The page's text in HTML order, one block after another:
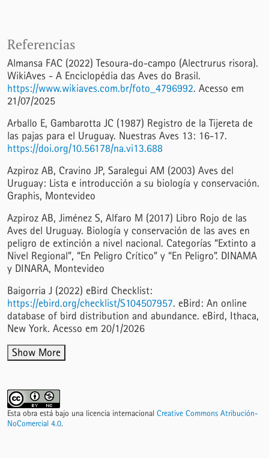
Referencias
Almansa FAC (2022) Tesoura-do-campo (Alectrurus risora).
WikiAves - A Enciclopédia das Aves do Brasil.
https://www.wikiaves.com.br/foto_4796992. Acesso em
21/07/2025
Arballo E, Gambarotta JC (1987) Registro de la Tijereta de
las pajas para el Uruguay. Nuestras Aves 13: 16-17.
https://doi.org/10.56178/na.vi13.688
Azpiroz AB, Cravino JP, Saralegui AM (2003) Aves del
Uruguay: Lista e introducción a su biología y conservación.
Graphis, Montevideo
Azpiroz AB, Jiménez S, Alfaro M (2017) Libro Rojo de las
Aves del Uruguay. Biología y conservación de las aves en
peligro de extinción a nivel nacional. Categorías “Extinto a
Nivel Regional”, “En Peligro Crítico” y “En Peligro”. DINAMA
y DINARA, Montevideo
Baigorria J (2022) eBird Checklist:
https://ebird.org/checklist/S104507957. eBird: An online
database of bird distribution and abundance. eBird, Ithaca,
New York. Acesso em 20/1/2026
Show More
Esta obra está bajo una licencia internacional Creative Commons Atribución-
NoComercial 4.0.